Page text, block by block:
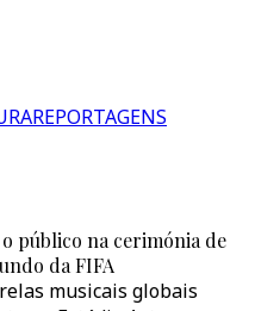
REPORTAGENS
público na cerimónia de
da FIFA
musicais globais